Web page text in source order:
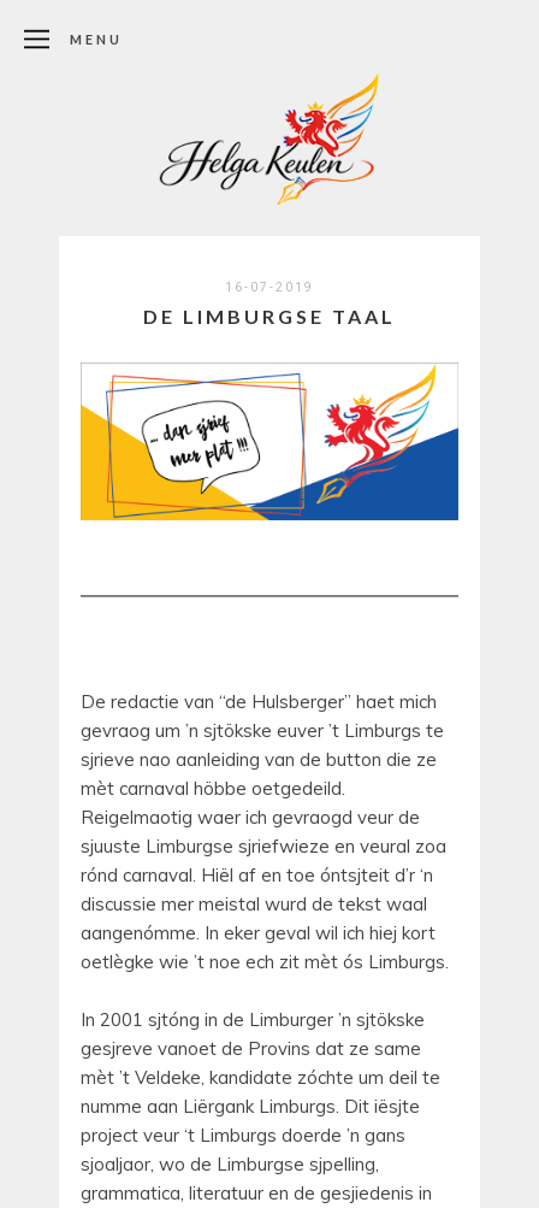
MENU
16-07-2019
DE LIMBURGSE TAAL
De redactie van “de Hulsberger” haet mich
gevraog um ’n sjtökske euver ’t Limburgs te
sjrieve nao aanleiding van de button die ze
mèt carnaval höbbe oetgedeild.
Reigelmaotig waer ich gevraogd veur de
sjuuste Limburgse sjriefwieze en veural zoa
rónd carnaval. Hiël af en toe óntsjteit d’r ‘n
discussie mer meistal wurd de tekst waal
aangenómme. In eker geval wil ich hiej kort
oetlègke wie ’t noe ech zit mèt ós Limburgs.
In 2001 sjtóng in de Limburger ’n sjtökske
gesjreve vanoet de Provins dat ze same
mèt ’t Veldeke, kandidate zóchte um deil te
numme aan Liërgank Limburgs. Dit iësjte
project veur ‘t Limburgs doerde ’n gans
sjoaljaor, wo de Limburgse sjpelling,
grammatica, literatuur en de gesjiedenis in